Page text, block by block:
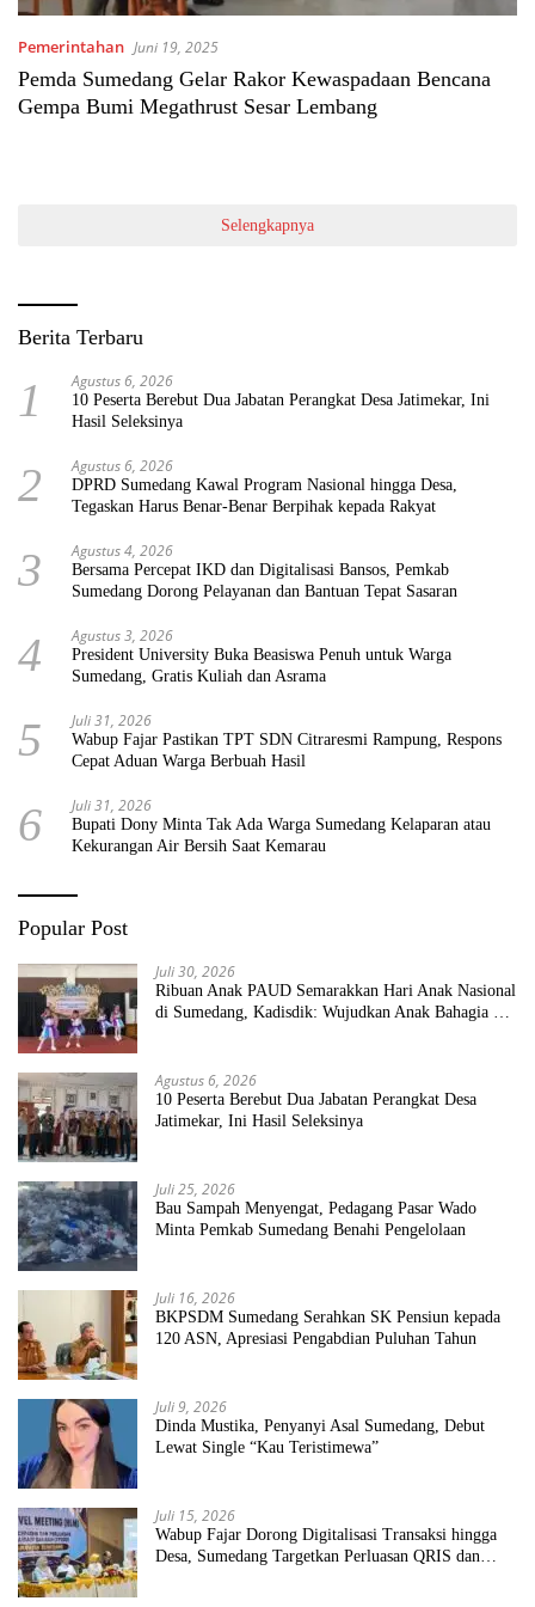
Pemerintahan Juni 19, 2025
Pemda Sumedang Gelar Rakor Kewaspadaan Bencana
Gempa Bumi Megathrust Sesar Lembang
Selengkapnya
Berita Terbaru
1 Agustus 6, 2026
10 Peserta Berebut Dua Jabatan Perangkat Desa Jatimekar, Ini
Hasil Seleksinya
2 Agustus 6, 2026
DPRD Sumedang Kawal Program Nasional hingga Desa,
Tegaskan Harus Benar-Benar Berpihak kepada Rakyat
3 Agustus 4, 2026
Bersama Percepat IKD dan Digitalisasi Bansos, Pemkab
Sumedang Dorong Pelayanan dan Bantuan Tepat Sasaran
4 Agustus 3, 2026
President University Buka Beasiswa Penuh untuk Warga
Sumedang, Gratis Kuliah dan Asrama
5 Juli 31, 2026
Wabup Fajar Pastikan TPT SDN Citraresmi Rampung, Respons
Cepat Aduan Warga Berbuah Hasil
6 Juli 31, 2026
Bupati Dony Minta Tak Ada Warga Sumedang Kelaparan atau
Kekurangan Air Bersih Saat Kemarau
Popular Post
Juli 30, 2026
Ribuan Anak PAUD Semarakkan Hari Anak Nasional
di Sumedang, Kadisdik: Wujudkan Anak Bahagia dan
Agustus 6, 2026
10 Peserta Berebut Dua Jabatan Perangkat Desa
Jatimekar, Ini Hasil Seleksinya
Juli 25, 2026
Bau Sampah Menyengat, Pedagang Pasar Wado
Minta Pemkab Sumedang Benahi Pengelolaan
Juli 16, 2026
BKPSDM Sumedang Serahkan SK Pensiun kepada
120 ASN, Apresiasi Pengabdian Puluhan Tahun
Juli 9, 2026
Dinda Mustika, Penyanyi Asal Sumedang, Debut
Lewat Single “Kau Teristimewa”
Juli 15, 2026
Wabup Fajar Dorong Digitalisasi Transaksi hingga
Desa, Sumedang Targetkan Perluasan QRIS dan